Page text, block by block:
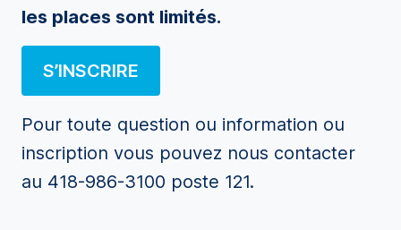
les places sont limités.
S’INSCRIRE
Pour toute question ou information ou
inscription vous pouvez nous contacter
au 418-986-3100 poste 121.